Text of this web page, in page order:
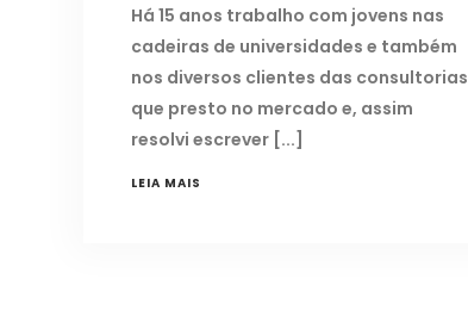
Há 15 anos trabalho com jovens nas
cadeiras de universidades e também
nos diversos clientes das consultorias
que presto no mercado e, assim
resolvi escrever
LEIA MAIS